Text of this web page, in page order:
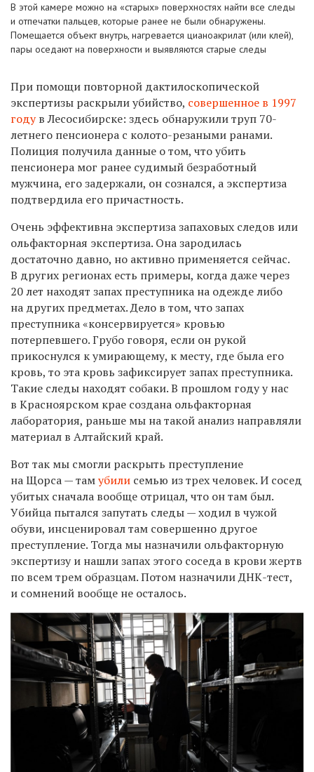
В этой камере можно на «старых» поверхностях найти все следы
и отпечатки пальцев, которые ранее не были обнаружены.
Помещается объект внутрь, нагревается цианоакрилат (или клей),
пары оседают на поверхности и выявляются старые следы
При помощи повторной дактилоскопической
экспертизы раскрыли убийство, совершенное в 1997
годув Лесосибирске: здесь обнаружили труп 70-
летнего пенсионера с колото-резаными ранами.
Полиция получила данные о том, что убить
пенсионера мог ранее судимый безработный
мужчина, его задержали, он сознался, а экспертиза
подтвердила его причастность.
Очень эффективна экспертиза запаховых следов или
ольфакторная экспертиза. Она зародилась
достаточно давно, но активно применяется сейчас.
В других регионах есть примеры, когда даже через
20 лет находят запах преступника на одежде либо
на других предметах. Дело в том, что запах
преступника «консервируется» кровью
потерпевшего. Грубо говоря, если он рукой
прикоснулся к умирающему, к месту, где была его
кровь, то эта кровь зафиксирует запах преступника.
Такие следы находят собаки. В прошлом году у нас
в Красноярском крае создана ольфакторная
лаборатория, раньше мы на такой анализ направляли
материал в Алтайский край.
Вот так мы смогли раскрыть преступление
на Щорса — тамубили семью из трех человек. И сосед
убитых сначала вообще отрицал, что он там был.
Убийца пытался запутать следы — ходил в чужой
обуви, инсценировал там совершенно другое
преступление. Тогда мы назначили ольфакторную
экспертизу и нашли запах этого соседа в крови жертв
по всем трем образцам. Потом назначили ДНК-тест,
и сомнений вообще не осталось.